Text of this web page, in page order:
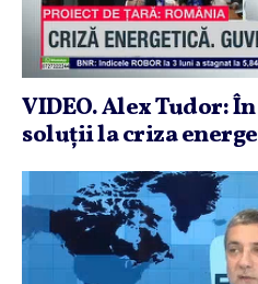
VIDEO. Alex Tudor: În
soluţii la criza